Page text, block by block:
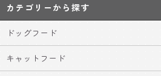
カテゴリーから探す
ドッグフード
キャットフード